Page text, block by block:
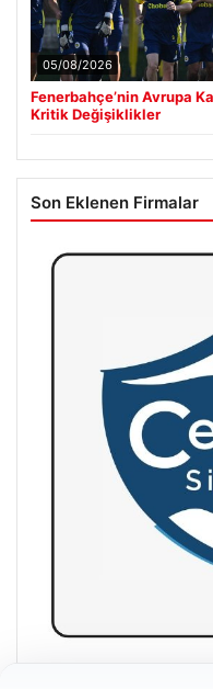
05/08/2026
Fenerbahçe’nin Avrupa
Kritik Değişiklikler
Son Eklenen Firmalar